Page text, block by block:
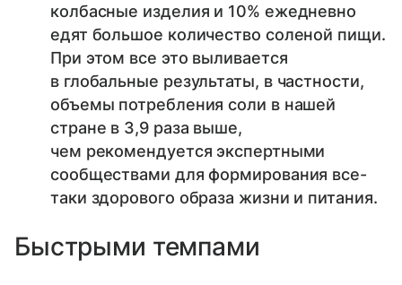
колбасные изделия и 10% ежедневно
едят большое количество соленой пищи.
При этом все это выливается
в глобальные результаты, в частности,
объемы потребления соли в нашей
стране в 3,9 раза выше,
чем рекомендуется экспертными
сообществами для формирования все-
таки здорового образа жизни и питания.
Быстрыми темпами